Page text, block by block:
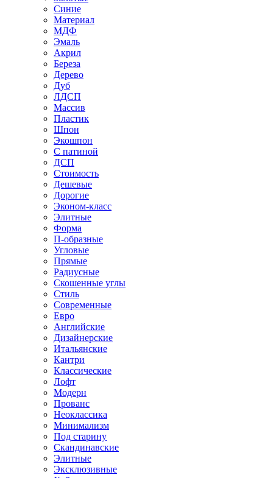
Синие
Материал
МДФ
Эмаль
Акрил
Береза
Дерево
Дуб
ЛДСП
Массив
Пластик
Шпон
Экошпон
С патиной
ДСП
Стоимость
Дешевые
Дорогие
Эконом-класс
Элитные
Форма
П-образные
Угловые
Прямые
Радиусные
Скошенные углы
Стиль
Современные
Евро
Английские
Дизайнерские
Итальянские
Кантри
Классические
Лофт
Модерн
Прованс
Неоклассика
Минимализм
Под старину
Скандинавские
Элитные
Эксклюзивные